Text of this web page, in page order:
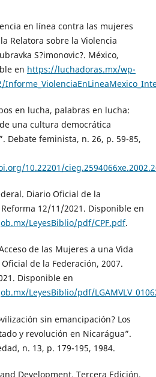
en línea contra las mujeres
Relatora sobre la Violencia
S?imonovic?. México,
en https://luchadoras.mx/wp-
en lucha, palabras en lucha:
una cultura democrática
Debate feminista, n. 26, p. 59-85,
10.22201/
Diario Oficial de la
12/11/2021. Disponible en
LeyesBiblio/pdf/CPF.pdf.
de las Mujeres a una Vida
de la Federación, 2007.
Disponible en
LeyesBiblio/pdf/
sin emancipación? Los
y revolución en Nicarágua”.
n. 13, p. 179-195, 1984.
Development. Tercera Edición,